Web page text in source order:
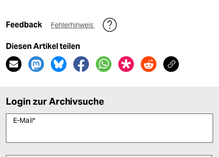
Feedback Fehlerhinweis
Diesen Artikel teilen
Login zur Archivsuche
E-Mail*